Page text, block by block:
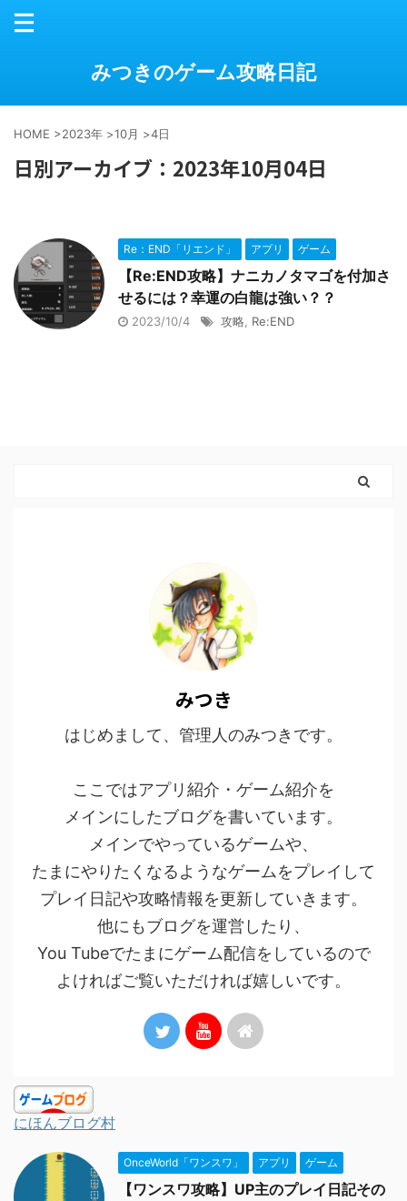
みつきのゲーム攻略日記
HOME >2023年 >10月 >4日
日別アーカイブ：2023年10月04日
Re：END「リエンド」 アプリ ゲーム
【Re:END攻略】ナニカノタマゴを付加さ
せるには？幸運の白龍は強い？？
2023/10/4 攻略 Re:END
みつき
はじめまして、管理人のみつきです。
ここではアプリ紹介・ゲーム紹介を
メインにしたブログを書いています。
メインでやっているゲームや、
たまにやりたくなるようなゲームをプレイして
プレイ日記や攻略情報を更新していきます。
他にもブログを運営したり、
You Tubeでたまにゲーム配信をしているので
よければご覧いただければ嬉しいです。
にほんブログ村
OnceWorld「ワンスワ」 アプリ ゲーム
【ワンスワ攻略】UP主のプレイ日記その